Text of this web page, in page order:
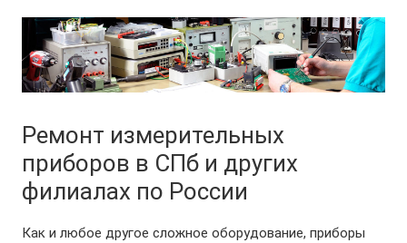
Ремонт измерительных
приборов в СПб и других
филиалах по России
Как и любое другое сложное оборудование, приборы